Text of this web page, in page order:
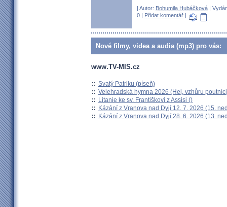
| Autor: Bohumila Hubáčková |
0 | Přidat komentář |
Nové filmy, videa a audia (mp3) pro vás:
www.TV-MIS.cz
:: Svatý Patriku (píseň)
:: Velehradská hymna 2026 (Hej, vzhůru
:: Litanie ke sv. Františkovi z Assisi ()
:: Kázání z Vranova nad Dyjí 12. 7. 2026 (15.
:: Kázání z Vranova nad Dyjí 28. 6. 2026 (13.